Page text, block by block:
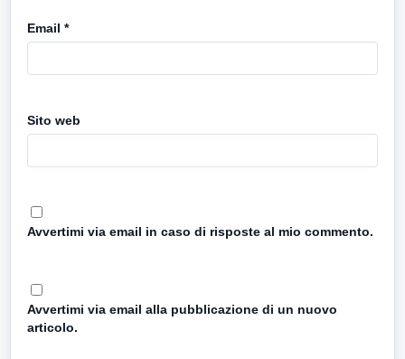
Email *
Sito web
Avvertimi via email in caso di risposte al mio commento.
Avvertimi via email alla pubblicazione di un nuovo
articolo.